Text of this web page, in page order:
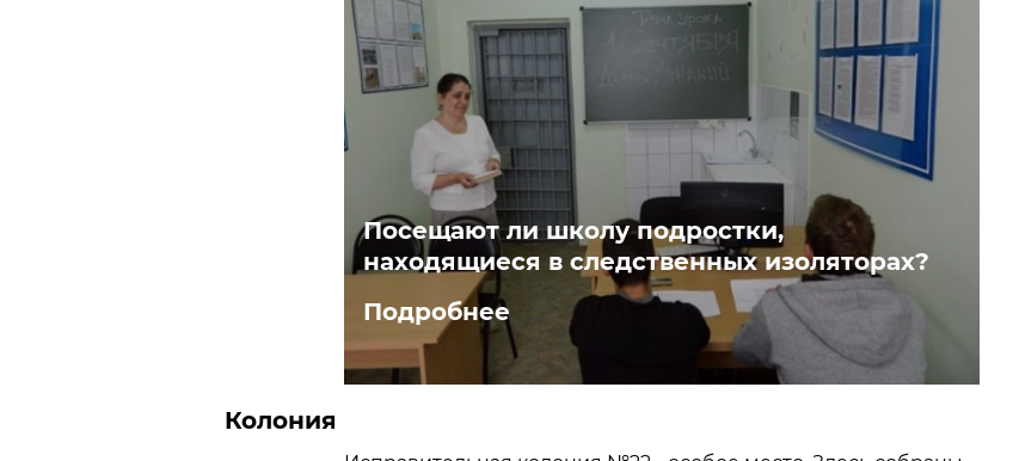
Посещают ли школу подростки,
находящиеся в следственных изоляторах?
Подробнее
Колония